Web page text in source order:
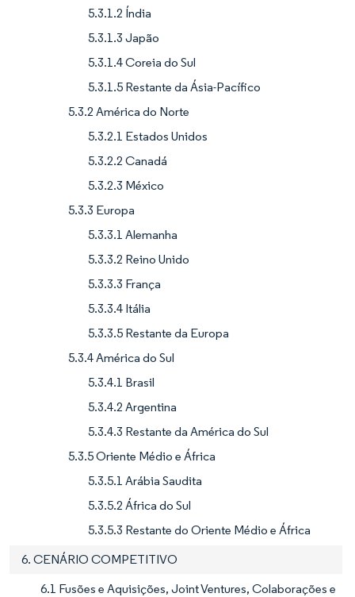
5.3.1.2 Índia
5.3.1.3 Japão
5.3.1.4 Coreia do Sul
5.3.1.5 Restante da Ásia-Pacífico
5.3.2 América do Norte
5.3.2.1 Estados Unidos
5.3.2.2 Canadá
5.3.2.3 México
5.3.3 Europa
5.3.3.1 Alemanha
5.3.3.2 Reino Unido
5.3.3.3 França
5.3.3.4 Itália
5.3.3.5 Restante da Europa
5.3.4 América do Sul
5.3.4.1 Brasil
5.3.4.2 Argentina
5.3.4.3 Restante da América do Sul
5.3.5 Oriente Médio e África
5.3.5.1 Arábia Saudita
5.3.5.2 África do Sul
5.3.5.3 Restante do Oriente Médio e África
6. CENÁRIO COMPETITIVO
6.1 Fusões e Aquisições, Joint Ventures, Colaborações e